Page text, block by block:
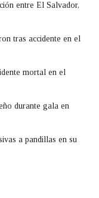
entre El Salvador,
tras accidente en el
mortal en el
durante gala en
a pandillas en su